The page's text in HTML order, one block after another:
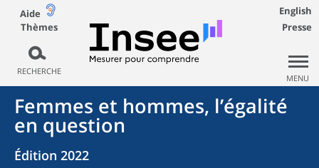
Aide
Thèmes
RECHERCHE
English
Presse
MENU
Femmes et hommes, l’égalité
en question
Édition 2022